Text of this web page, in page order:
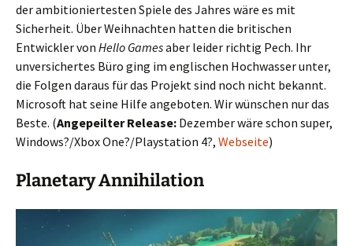
der ambitioniertesten Spiele des Jahres wäre es mit
Sicherheit. Über Weihnachten hatten die britischen
Entwickler von Hello Gamesaber leider richtig Pech. Ihr
unversichertes Büro ging im englischen Hochwasser unter,
die Folgen daraus für das Projekt sind noch nicht bekannt.
Microsoft hat seine Hilfe angeboten. Wir wünschen nur das
Beste. (Angepeilter Release: Dezember wäre schon super,
Windows?/Xbox One?/Playstation 4?, Webseite)
Planetary Annihilation